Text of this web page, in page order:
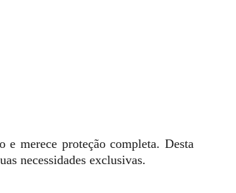
e merece proteção completa. Desta
necessidades exclusivas.